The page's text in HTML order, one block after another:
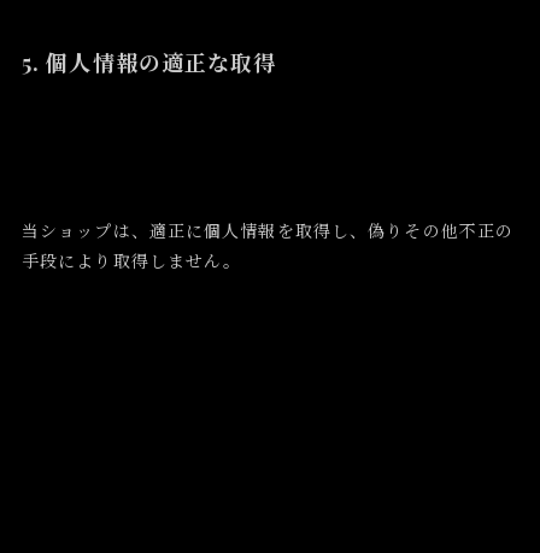
5. 個人情報の適正な取得
当ショップは、適正に個人情報を取得し、偽りその他不正の
手段により取得しません。